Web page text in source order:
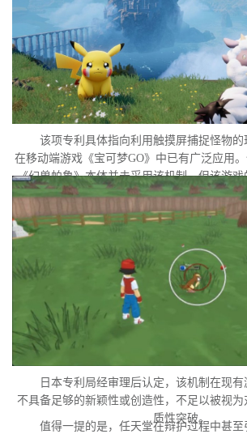
该项专利具体指向利用触摸屏捕捉怪物
在移动端游戏《宝可梦GO》中已有广泛应用
《幻兽帕鲁》本体并未采用该机制，但该游
中。外界普遍认为，这很可能是任天堂在当前
发起诉讼的直接原因。
日本专利局经审理后认定，该机制在现有
不具备足够的新颖性或创造性，不足以被视
质性突破。
值得一提的是，任天堂在辩护过程中甚至